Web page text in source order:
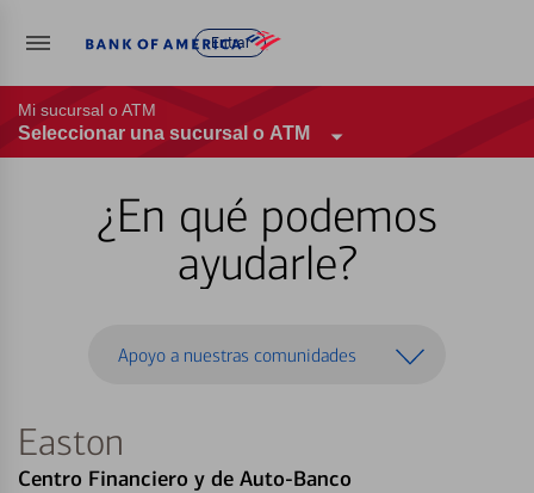
Entrar
Mi sucursal o ATM
Seleccionar una sucursal o ATM
¿En qué podemos
ayudarle?
Apoyo a nuestras comunidades
Easton
Centro Financiero y de Auto-Banco